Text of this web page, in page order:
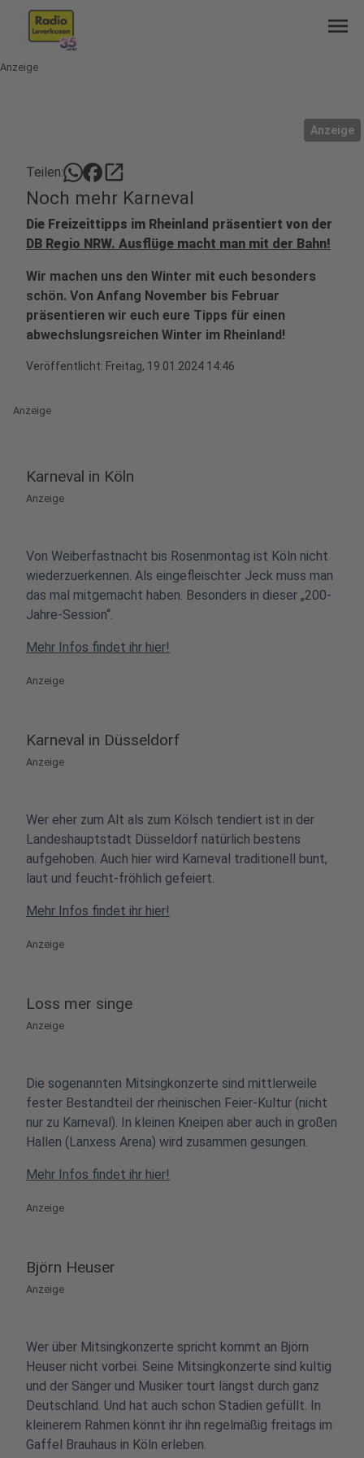
menu
Anzeige
Anzeige
Teilen: open_in_new
Noch mehr Karneval
Die Freizeittipps im Rheinland präsentiert von der
DB Regio NRW. Ausflüge macht man mit der Bahn!
Wir machen uns den Winter mit euch besonders
schön. Von Anfang November bis Februar
präsentieren wir euch eure Tipps für einen
abwechslungsreichen Winter im Rheinland!
Veröffentlicht: Freitag, 19.01.2024 14:46
Anzeige
Karneval in Köln
Anzeige
Von Weiberfastnacht bis Rosenmontag ist Köln nicht
wiederzuerkennen. Als eingefleischter Jeck muss man
das mal mitgemacht haben. Besonders in dieser „200-
Jahre-Session“.
Mehr Infos findet ihr hier!
Anzeige
Karneval in Düsseldorf
Anzeige
Wer eher zum Alt als zum Kölsch tendiert ist in der
Landeshauptstadt Düsseldorf natürlich bestens
aufgehoben. Auch hier wird Karneval traditionell bunt,
laut und feucht-fröhlich gefeiert.
Mehr Infos findet ihr hier!
Anzeige
Loss mer singe
Anzeige
Die sogenannten Mitsingkonzerte sind mittlerweile
fester Bestandteil der rheinischen Feier-Kultur (nicht
nur zu Karneval). In kleinen Kneipen aber auch in großen
Hallen (Lanxess Arena) wird zusammen gesungen.
Mehr Infos findet ihr hier!
Anzeige
Björn Heuser
Anzeige
Wer über Mitsingkonzerte spricht kommt an Björn
Heuser nicht vorbei. Seine Mitsingkonzerte sind kultig
und der Sänger und Musiker tourt längst durch ganz
Deutschland. Und hat auch schon Stadien gefüllt. In
kleinerem Rahmen könnt ihr ihn regelmäßig freitags im
Gaffel Brauhaus in Köln erleben.